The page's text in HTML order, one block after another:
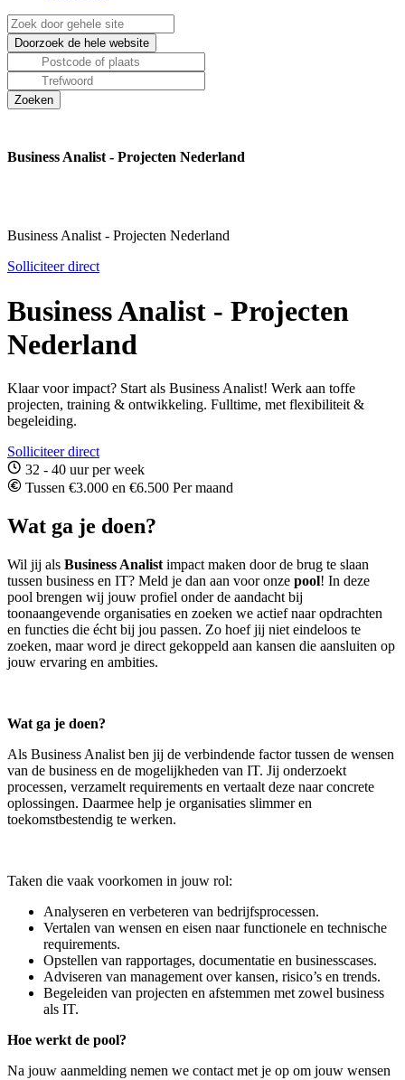
Business Analist - Projecten Nederland
Business Analist - Projecten Nederland
Solliciteer direct
Business Analist - Projecten
Nederland
Klaar voor impact? Start als Business Analist! Werk aan toffe
projecten, training & ontwikkeling. Fulltime, met flexibiliteit &
begeleiding.
Solliciteer direct
32 - 40 uur per week
Tussen €3.000 en €6.500 Per maand
Wat ga je doen?
Wil jij als Business Analist impact maken door de brug te slaan
tussen business en IT? Meld je dan aan voor onze pool! In deze
pool brengen wij jouw profiel onder de aandacht bij
toonaangevende organisaties en zoeken we actief naar opdrachten
en functies die écht bij jou passen. Zo hoef jij niet eindeloos te
zoeken, maar word je direct gekoppeld aan kansen die aansluiten op
jouw ervaring en ambities.
Wat ga je doen?
Als Business Analist ben jij de verbindende factor tussen de wensen
van de business en de mogelijkheden van IT. Jij onderzoekt
processen, verzamelt requirements en vertaalt deze naar concrete
oplossingen. Daarmee help je organisaties slimmer en
toekomstbestendig te werken.
Taken die vaak voorkomen in jouw rol:
Analyseren en verbeteren van bedrijfsprocessen.
Vertalen van wensen en eisen naar functionele en technische
requirements.
Opstellen van rapportages, documentatie en businesscases.
Adviseren van management over kansen, risico’s en trends.
Begeleiden van projecten en afstemmen met zowel business
als IT.
Hoe werkt de pool?
Na jouw aanmelding nemen we contact met je op om jouw wensen